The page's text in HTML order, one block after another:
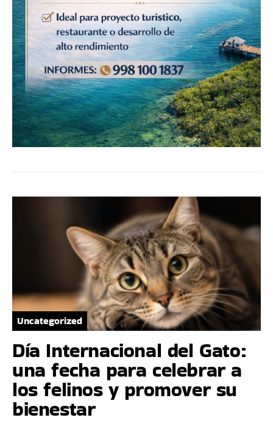
Uncategorized
Día Internacional del Gato:
una fecha para celebrar a
los felinos y promover su
bienestar